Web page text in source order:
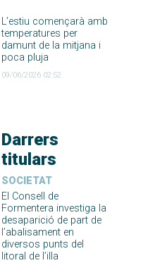
L’estiu començarà amb
temperatures per
damunt de la mitjana i
poca pluja
09/06/2026 02:52
Darrers
titulars
SOCIETAT
El Consell de
Formentera investiga la
desaparició de part de
l’abalisament en
diversos punts del
litoral de l’illa